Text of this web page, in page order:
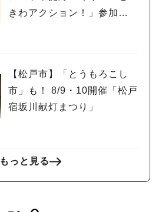
きわアクション！」参加者
【松戸市】「とうもろこし
市」も！ 8/9・10開催「松戸
宿坂川献灯まつり」
もっと見る